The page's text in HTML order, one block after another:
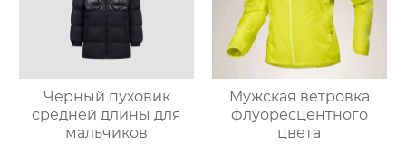
Черный пуховик
средней длины для
мальчиков
Мужская ветровка
флуоресцентного
цвета